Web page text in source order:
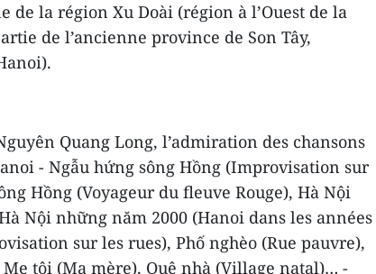
de la région Xu Doài (région à l’Ouest de la
de l’ancienne province de Son Tây,
Quang Long, l’admiration des chansons
- Ngẫu hứng sông Hồng (Improvisation sur
Hồng (Voyageur du fleuve Rouge), Hà Nội
Nội những năm 2000 (Hanoi dans les années
sur les rues), Phố nghèo (Rue pauvre),
tôi (Ma mère), Quê nhà (Village natal)… -